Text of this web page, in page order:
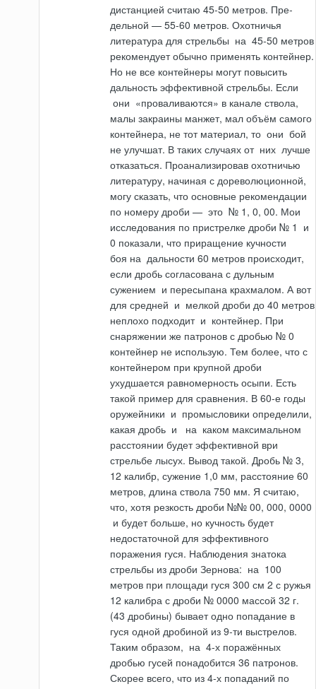
дистанцией считаю 45-50 метров. Пре­
дельной — 55-60 метров. Охотничья
литература для стрельбы на 45-50 метров
рекомендует обычно применять контейнер.
Но не все контейнеры могут повы­сить
дальность эффективной стрельбы. Если
они «проваливаются» в канале ствола,
малы закраины манжет, мал объём самого
контейнера, не тот материал, то они бой
не улучшат. В таких случаях от них лучше
отказаться. Проанализировав охотничью
литературу, начиная с дореволюционной,
могу сказать, что основные рекомендации
по номеру дроби — это № 1, 0, 00. Мои
исследования по пристрелке дроби № 1 и
0 показали, что приращение кучности
боя на даль­ности 60 метров происходит,
если дробь согласована с дульным
сужением и пересыпана крахмалом. А вот
для средней и мелкой дроби до 40 метров
не­плохо подходит и контейнер. При
снаряжении же патронов с дробью № 0
контей­нер не использую. Тем более, что с
контейнером при крупной дроби
ухудшается равномерность осыпи. Есть
такой пример для сравнения. В 60-е годы
оружей­ники и промысловики определили,
какая дробь и на каком максимальном
расстоянии будет эффективной ври
стрельбе лысух. Вывод такой. Дробь № 3,
12 калибр, сужение 1,0 мм, расстояние 60
метров, длина ствола 750 мм. Я считаю,
что, хотя резкость дроби №№ 00, 000, 0000
ибудет больше, но кучно­сть будет
недостаточной для эффективного
поражения гуся. Наблюдения знатока
стрельбы из дроби Зернова: на 100
метров при площади гуся 300 см 2 с ружья
12 калибра с дроби № 0000 массой 32 г.
(43 дробины) бывает одно попада­ние в
гуся одной дробиной из 9-ти выстрелов.
Таким образом, на 4-х пора­жённых
дробью гусей понадобится 36 патронов.
Скорее всего, что из 4-х попаданий по